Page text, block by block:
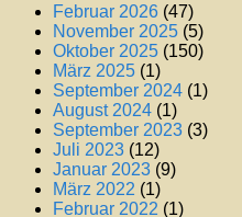
Februar 2026 (47)
November 2025 (5)
Oktober 2025 (150)
März 2025 (1)
September 2024 (1)
August 2024 (1)
September 2023 (3)
Juli 2023 (12)
Januar 2023 (9)
März 2022 (1)
Februar 2022 (1)